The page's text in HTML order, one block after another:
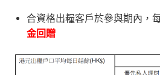
合資格出糧客戶於參與期內，
金回贈